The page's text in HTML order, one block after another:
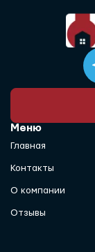
Меню
Главная
Контакты
О компании
Отзывы